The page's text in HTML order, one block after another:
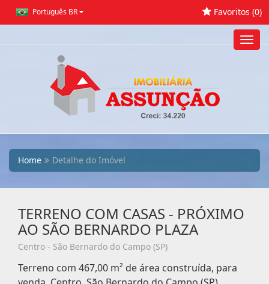
Português BR Favoritos (0)
Home Detalhe do Imóvel
TERRENO COM CASAS - PRÓXIMO
AO SÃO BERNARDO PLAZA
Centro - São Bernardo do Campo (SP)
Terreno com 467,00 m² de área construída, para